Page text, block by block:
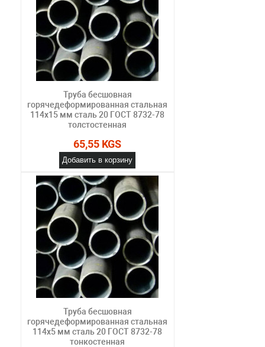
Труба бесшовная
горячедеформированная стальная
114х15 мм сталь 20 ГОСТ 8732-78
толстостенная
65,55 KGS
Добавить в корзину
Труба бесшовная
горячедеформированная стальная
114х5 мм сталь 20 ГОСТ 8732-78
тонкостенная